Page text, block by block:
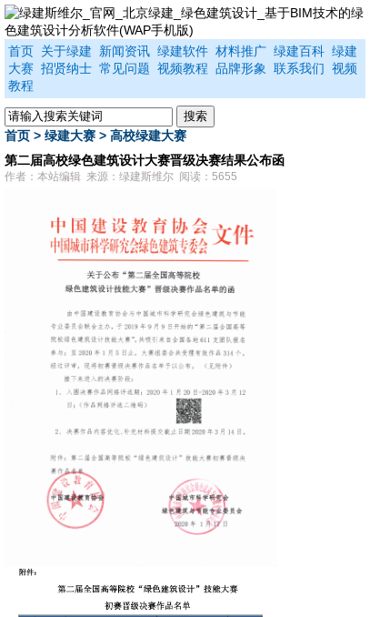
首页 关于绿建 新闻资讯 绿建软件 材料推广 绿建百科 绿建
大赛 招贤纳士 常见问题 视频教程 品牌形象 联系我们 视频
教程
首页 > 绿建大赛 > 高校绿建大赛
第二届高校绿色建筑设计大赛晋级决赛结果公布函
作者：本站编辑 来源：绿建斯维尔 阅读：5655